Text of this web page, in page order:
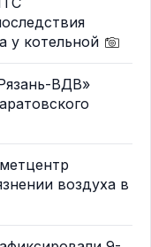
у котельной
ВДВ»
воздуха в